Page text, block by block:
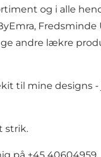
og i alle
andre lækre
til mine designs -
strik.